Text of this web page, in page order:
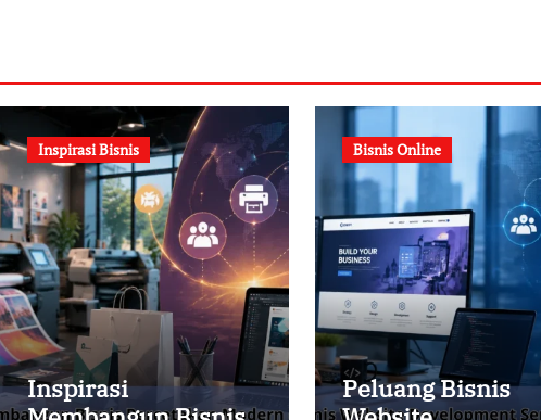
Inspirasi Bisnis
Inspirasi
Bisnis Online
Peluang Bisnis